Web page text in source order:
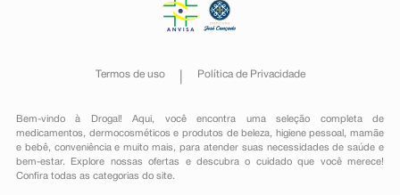
Termos de uso Política de Privacidade
Bem-vindo à Drogal! Aqui, você encontra uma seleção completa de
medicamentos , dermocosméticos e produtos de beleza, higiene pessoal ,mamãe
e bebê, conveniênciae muito mais, para atender suas necessidades de saúde e
bem-estar. Explore nossas ofertas e descubra o cuidado que você merece!
Confira todas as categorias do site.